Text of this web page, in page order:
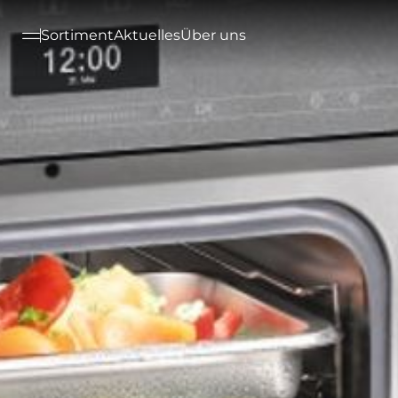
SortimentAktuellesÜber uns